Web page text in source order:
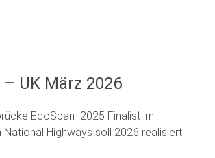
UK März 2026
EcoSpan 2025 Finalist im
Highways soll 2026 realisiert